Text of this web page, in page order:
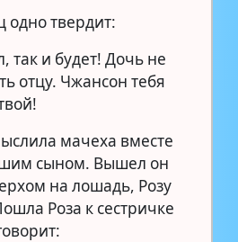
одно твердит:
так и будет! Дочь не
отцу. Чжансон тебя
мачеха вместе
сыном. Вышел он
на лошадь, Розу
Роза к сестричке